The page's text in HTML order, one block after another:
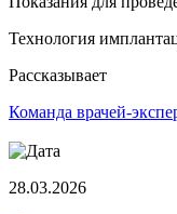
Технология
Рассказывает
Команда врачей-
28.03.2026